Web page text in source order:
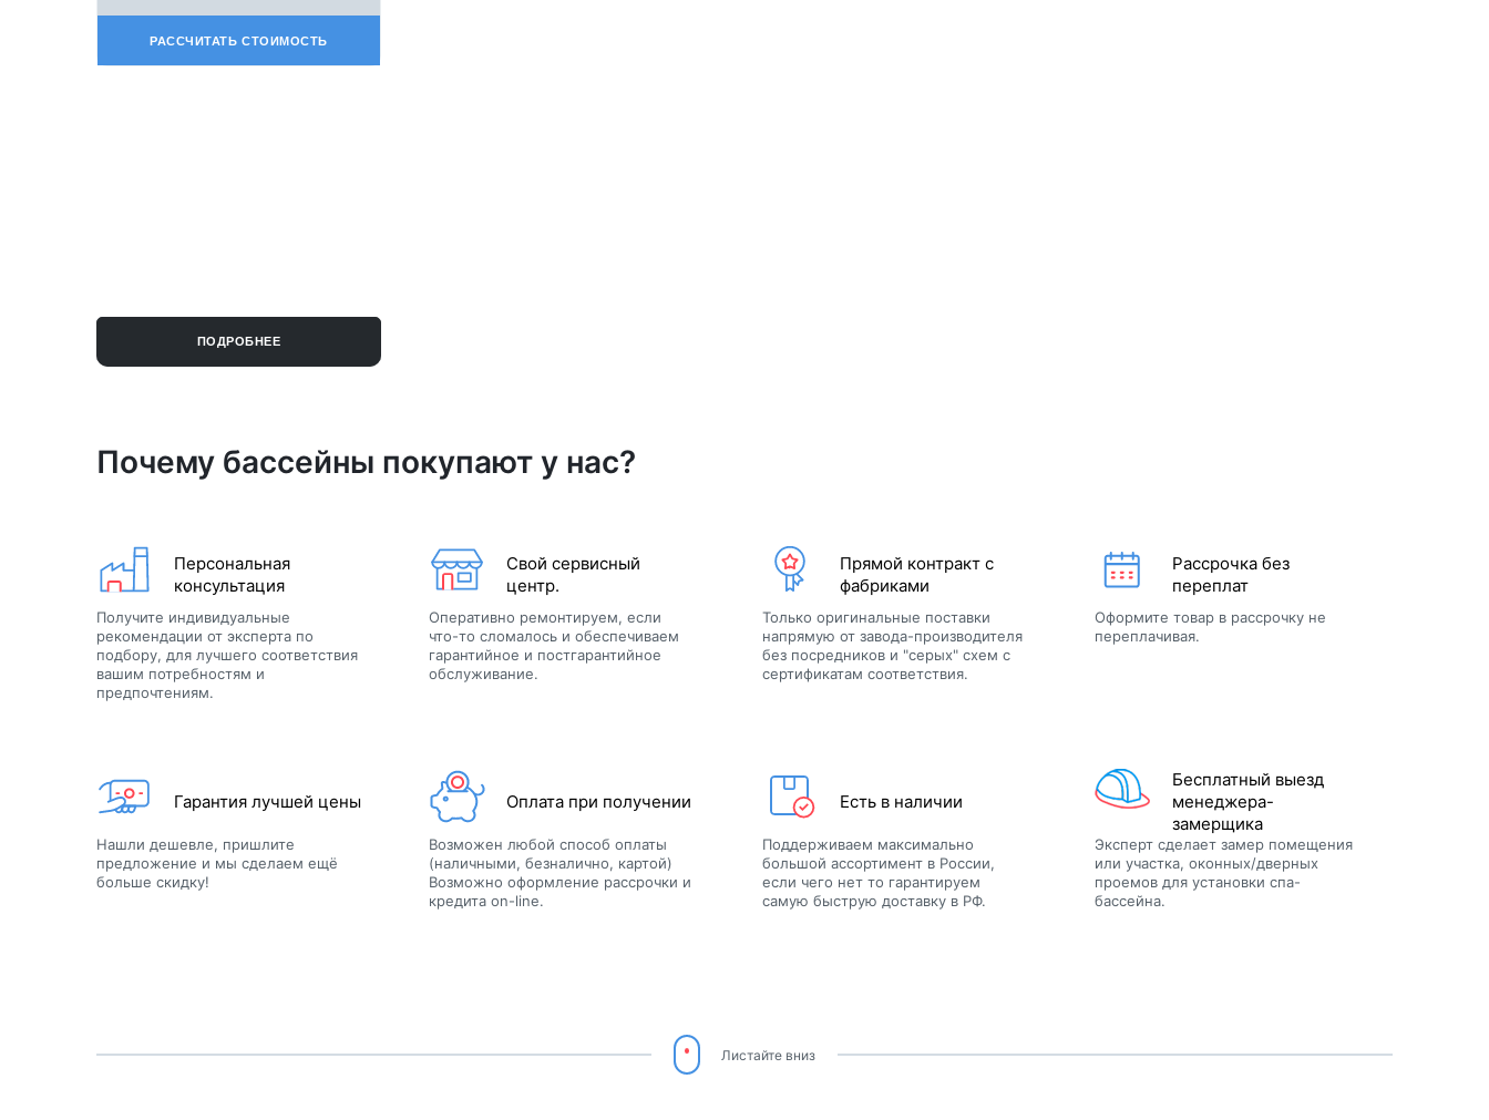
РАССЧИТАТЬ СТОИМОСТЬ
ПОДРОБНЕЕ
Почему бассейны покупают у нас?
Персональная
консультация
Получите индивидуальные
рекомендации от эксперта по
подбору, для лучшего соответствия
вашим потребностям и
предпочтениям.
Свой сервисный
центр.
Оперативно ремонтируем, если
что-то сломалось и обеспечиваем
гарантийное и постгарантийное
обслуживание.
Прямой контракт с
фабриками
Только оригинальные поставки
напрямую от завода-производителя
без посредников и "серых" схем с
сертификатам соответствия.
Рассрочка без
переплат
Оформите товар в рассрочку не
переплачивая.
Гарантия лучшей цены
Нашли дешевле, пришлите
предложение и мы сделаем ещё
больше скидку!
Оплата при получении
Возможен любой способ оплаты
(наличными, безналично, картой)
Возможно оформление рассрочки и
кредита on-line.
Есть в наличии
Поддерживаем максимально
большой ассортимент в России,
если чего нет то гарантируем
самую быструю доставку в РФ.
Бесплатный выезд
менеджера-
замерщика
Эксперт сделает замер помещения
или участка, оконных/дверных
проемов для установки спа-
бассейна.
Листайте вниз